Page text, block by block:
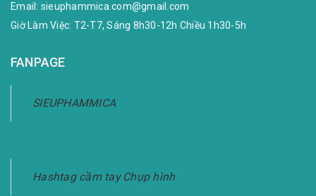
Email: sieuphammica.com@gmail.com
Giờ Làm Việc: T2-T7, Sáng 8h30-12h Chiều 1h30-5h
FANPAGE
SIEUPHAMMICA
Hashtag cầm tay Chụp hình